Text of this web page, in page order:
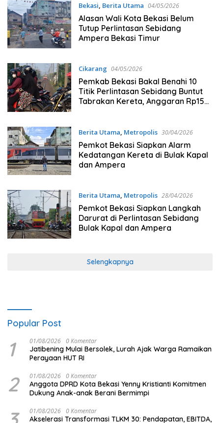
Bekasi, Berita Utama 04/05/2026
Alasan Wali Kota Bekasi Belum
Tutup Perlintasan Sebidang
Ampera Bekasi Timur
Cikarang 04/05/2026
Pemkab Bekasi Bakal Benahi 10
Titik Perlintasan Sebidang Buntut
Tabrakan Kereta, Anggaran Rp15
Berita Utama, Metropolis 30/04/2026
Pemkot Bekasi Siapkan Alarm
Kedatangan Kereta di Bulak Kapal
dan Ampera
Berita Utama, Metropolis 28/04/2026
Pemkot Bekasi Siapkan Langkah
Darurat di Perlintasan Sebidang
Bulak Kapal dan Ampera
Selengkapnya
Popular Post
1 01/08/2026 0 Komentar
Jatibening Mulai Bersolek, Lurah Ajak Warga Ramaikan
Perayaan HUT RI
2 01/08/2026 0 Komentar
Anggota DPRD Kota Bekasi Yenny Kristianti Komitmen
Dukung Anak-anak Berani Bermimpi
01/08/2026 0 Komentar
Akselerasi Transformasi TLKM 30: Pendapatan, EBITDA,